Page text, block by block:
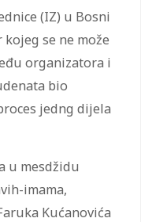
(IZ) u Bosni
se ne može
organizatora i
bio
jedng dijela
u mesdžidu
imama,
Kućanovića